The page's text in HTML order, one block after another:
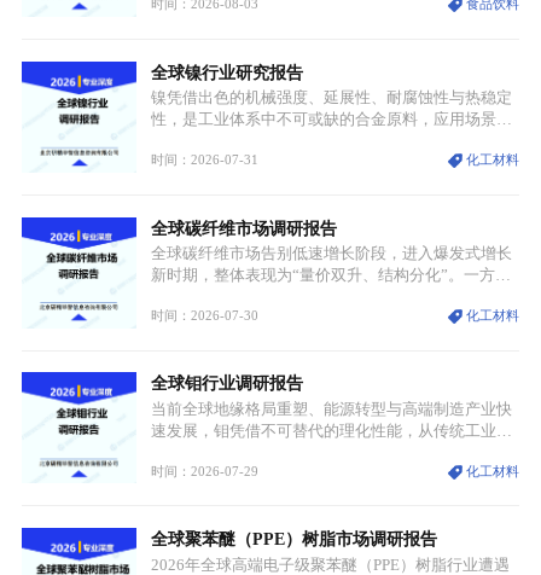
型，叠加消费需求升级、线上流量变革、新零售业态
特点，在消费、创业、政策、技术多重驱动下，依旧
具备强劲的发展活力。
时间：2026-08-03 食品饮料
全球镍行业研究报告
镍凭借出色的机械强度、延展性、耐腐蚀性与热稳定
性，是工业体系中不可或缺的合金原料，应用场景横
用价值难以被替代。依托理化优势，镍被全球主要经
型为新能源核心战略矿产，全球产业形成“印尼掌控
资源与产能、中国主导消费与技术、工艺向低碳湿法
迭代、再生镍加速补位”的全新格局。
时间：2026-07-31 化工材料
全球碳纤维市场调研报告
全球碳纤维市场告别低速增长阶段，进入爆发式增长
新时期，整体表现为“量价双升、结构分化”。一方面
持续扩张；另一方面产品、需求、应用场景呈现明显
体规模扩张，高附加值领域与规模化工业应用形成两
大独立增长体系。
时间：2026-07-30 化工材料
全球钼行业调研报告
当前全球地缘格局重塑、能源转型与高端制造产业快
速发展，钼凭借不可替代的理化性能，从传统工业金
需格局重构、价值体系重估的新阶段。钼是典型难熔
贯穿传统工业、高端制造、军工、新能源等多个核心
产业，成为现代工业体系中不可或缺的基础材料。
时间：2026-07-29 化工材料
全球聚苯醚（PPE）树脂市场调研报告
2026年全球高端电子级聚苯醚（PPE）树脂行业遭遇